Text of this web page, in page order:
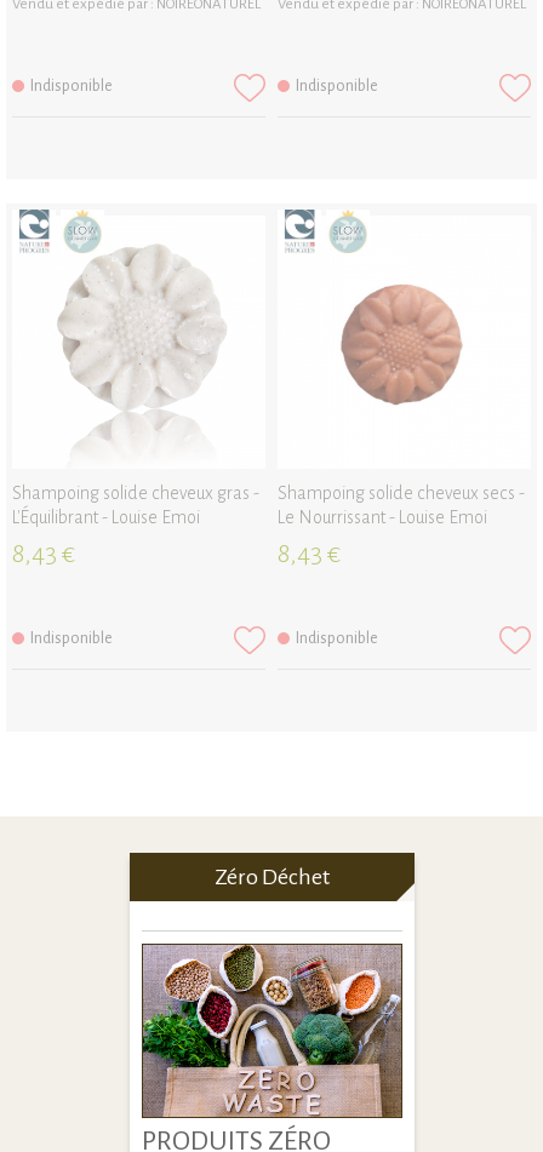
Vendu et expédié par : NOIREÔNATUREL
Indisponible
Vendu et expédié par : NOIREÔNATUREL
Indisponible
Shampoing solide cheveux gras -
L'Équilibrant - Louise Emoi
8,43 €
Indisponible
Shampoing solide cheveux secs -
Le Nourrissant - Louise Emoi
8,43 €
Indisponible
Zéro Déchet
PRODUITS ZÉRO